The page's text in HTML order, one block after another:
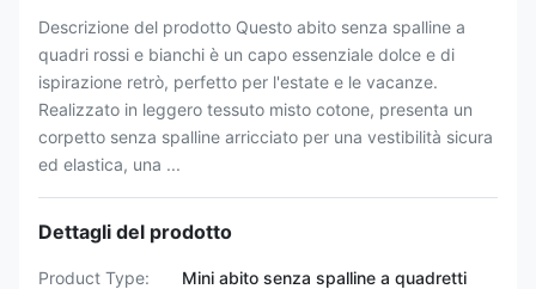
Descrizione del prodotto Questo abito senza spalline a
quadri rossi e bianchi è un capo essenziale dolce e di
ispirazione retrò, perfetto per l'estate e le vacanze.
Realizzato in leggero tessuto misto cotone, presenta un
corpetto senza spalline arricciato per una vestibilità sicura
ed elastica, una ...
Dettagli del prodotto
Product Type:
Mini abito senza spalline a quadretti